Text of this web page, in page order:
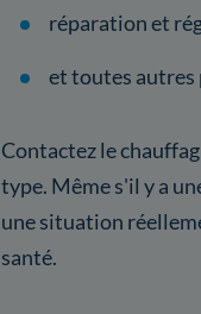
réparation et
et toutes autres
Contactez le
type. Même s'il y a
une situation
santé.